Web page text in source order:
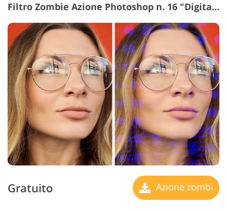
Filtro Zombie Azione Photoshop n. 16 "Digital Noise"
Gratuito Azione zombi